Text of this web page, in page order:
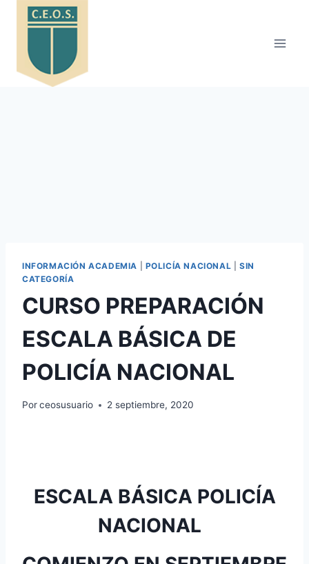
Saltar
INFORMACIÓN ACADEMIA POLICÍA NACIONAL |SIN
CATEGORÍA
CURSO PREPARACIÓN
ESCALA BÁSICA DE
POLICÍA NACIONAL
Porceosusuario 2 septiembre, 2020
ESCALA BÁSICA POLICÍA
NACIONAL